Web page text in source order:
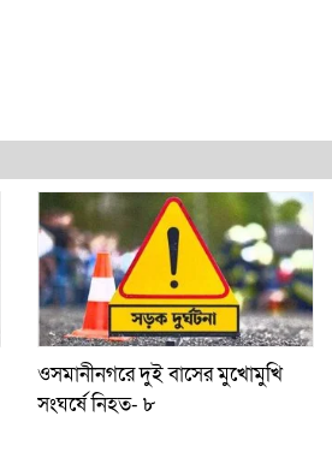
ওসমানীনগরে দুই বাসের মুখোমুখি
সংঘর্ষে নিহত- ৮